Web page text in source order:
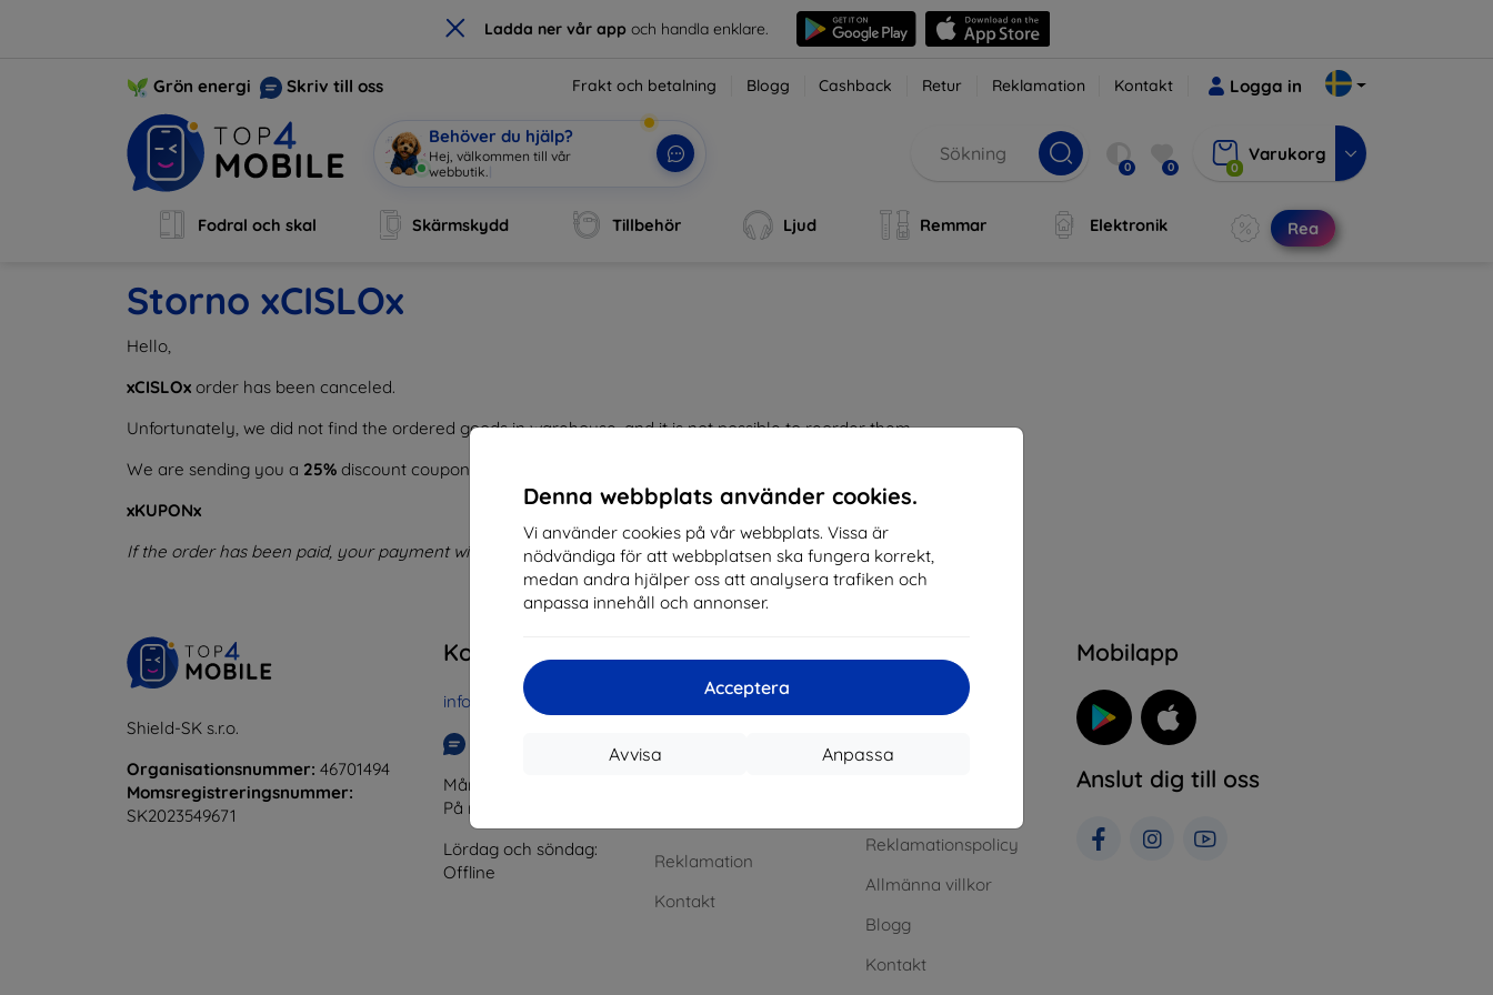
× Ladda ner vår app och handla enklare.
Denna webbplats använder cookies.
Vi använder cookies på vår webbplats. Vissa är
nödvändiga för att webbplatsen ska fungera korrekt,
medan andra hjälper oss att analysera trafiken och
anpassa innehåll och annonser.
Acceptera
Anpassa
Avvisa
Grön energi Skriv till oss Frakt och betalning Blogg Cashback Retur Reklamation Kontakt Logga in
Behöver du hjälp?
Hej, välkommen till vår
webbutik.
0 0 0
Varukorg
Fodral och skal Skärmskydd Tillbehör Ljud Remmar Elektronik Rea
Storno xCISLOx
Hello,
xCISLOx order has been canceled.
Unfortunately, we did not find the ordered goods in warehouse, and it is not possible to reorder them.
We are sending you a 25% discount coupon as an excuse,
xKUPONx
If the order has been paid, your payment will be refunded within 3 working days.
Shield-SK s.r.o.
Organisationsnummer: 46701494
Momsregistreringsnummer:
SK2023549671
Kontakt
info@top4mobile.eu
Måndag till fredag:
På nätet
Lördag och söndag:
Offline
Frakt och betalning
Reklamation
Kontakt
Våra varumärken
Reklamationspolicy
Allmänna villkor
Blogg
Kontakt
Mobilapp
Anslut dig till oss